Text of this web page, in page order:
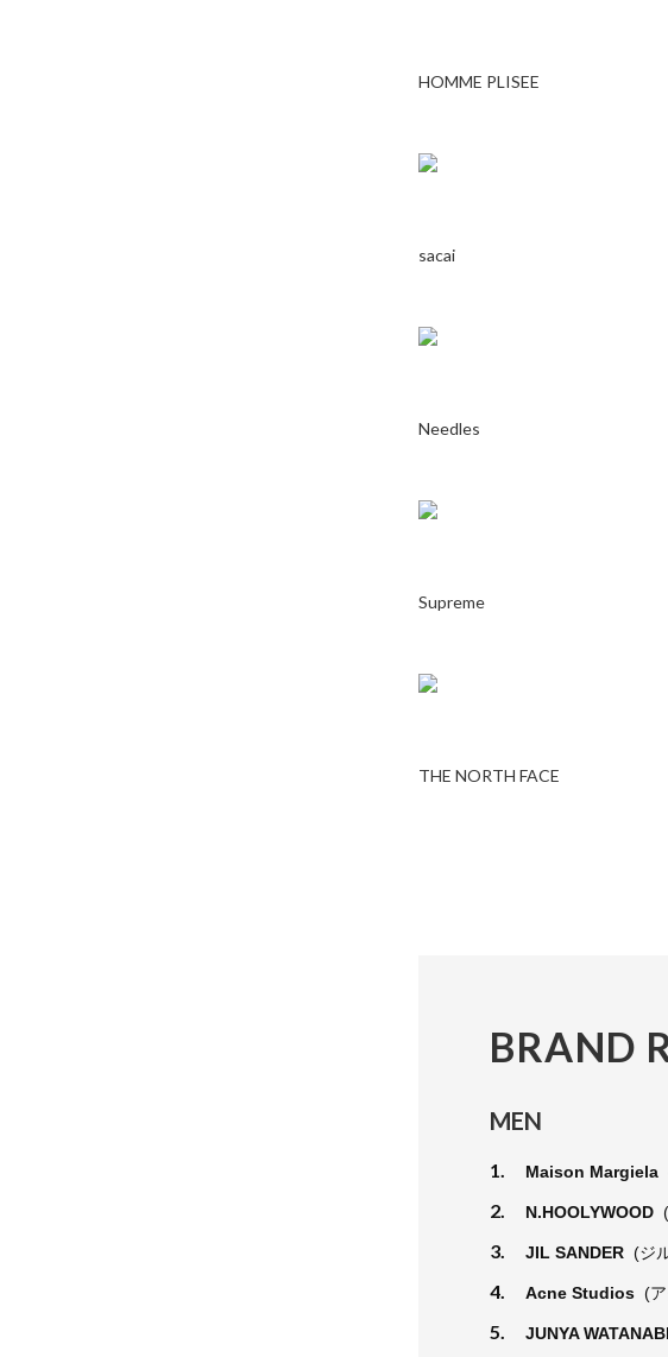
HOMME PLISEE
sacai
Needles
Supreme
THE NORTH FACE
BRAND
MEN
1. Maison Margiela
2. N.HOOLYWOOD
3. JIL SANDER (ジ
4. Acne Studios (
5. JUNYA